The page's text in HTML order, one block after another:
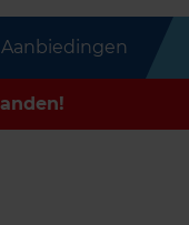
Aanbiedingen